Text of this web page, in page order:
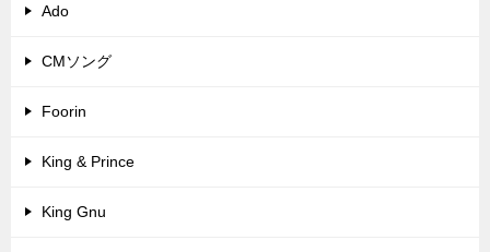
Ado
CMソング
Foorin
King & Prince
King Gnu